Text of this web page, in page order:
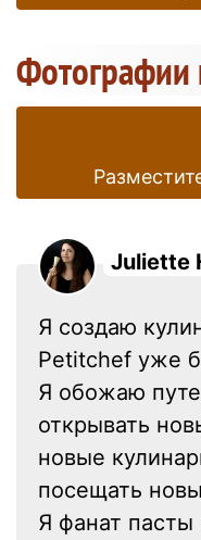
Фотографии
Juliette
Я создаю
Petitchef уже
Я обожаю
открывать
новые
посещать
Я фанат